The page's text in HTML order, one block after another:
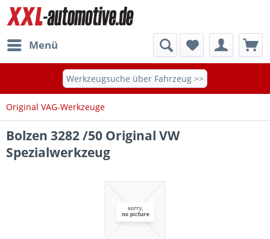
Menü
Werkzeugsuche über Fahrzeug >>
Original VAG-Werkzeuge
Bolzen 3282 /50 Original VW
Spezialwerkzeug